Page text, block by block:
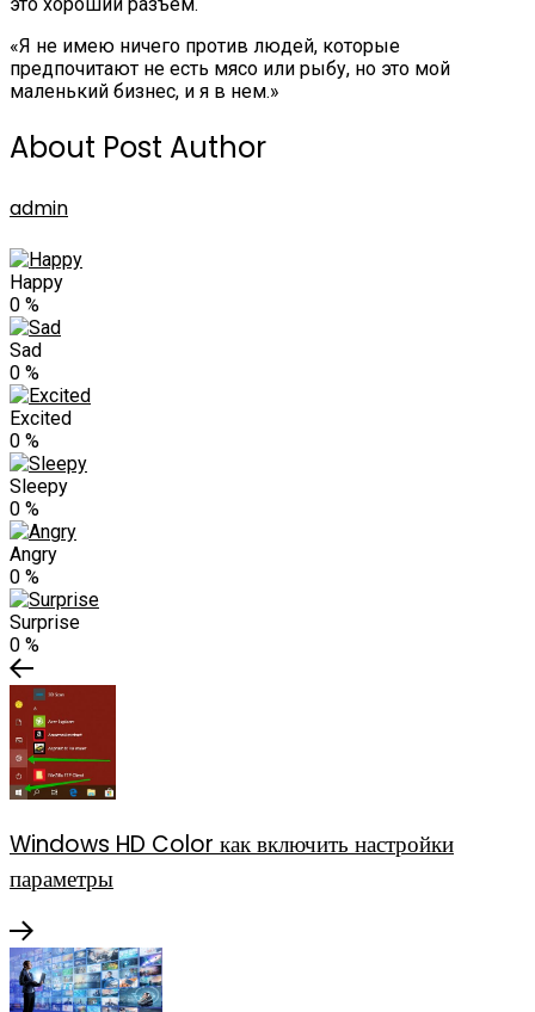
«Я не имею ничего против людей, которые
предпочитают не есть мясо или рыбу, но это мой
маленький бизнес, и я в нем.»
About Post Author
admin
Happy
0 %
Sad
0 %
Excited
0 %
Sleepy
0 %
Angry
0 %
Surprise
0 %
Windows HD Color как включить настройки
параметры